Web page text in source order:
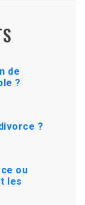
de
?
?
ou
les